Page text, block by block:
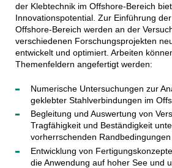
der Klebtechnik im Offshore-Bereich
Innovationspotential. Zur Einführung
Offshore-Bereich werden an der
verschiedenen Forschungsprojekten
entwickelt und optimiert. Arbeiten
Themenfeldern angefertigt werden:
Numerische Untersuchungen zur
geklebter Stahlverbindungen im
Begleitung und Auswertung von
Tragfähigkeit und Beständigkeit
vorherrschenden Randbedingungen
Entwicklung von
die Anwendung auf hoher See und